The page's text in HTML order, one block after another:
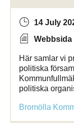
14 July
Webbsida
Här samlar vi
politiska
politiska
Bromölla